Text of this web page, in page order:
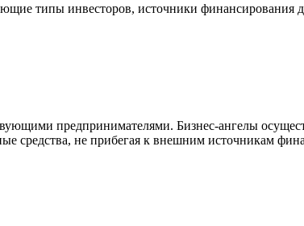
типы инвесторов, источники финансирования
предпринимателями. Бизнес-ангелы
средства, не прибегая к внешним источникам